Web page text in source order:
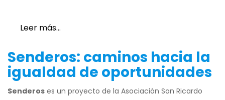
Leer más…
Senderos: caminos hacia la
igualdad de oportunidades
Senderos es un proyecto de la Asociación San Ricardo